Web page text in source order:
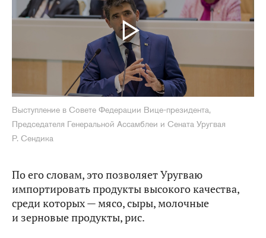
Выступление в Совете Федерации Вице-президента,
Председателя Генеральной Ассамблеи и Сената Уругвая
Р. Сендика
По его словам, это позволяет Уругваю
импортировать продукты высокого качества,
среди которых — мясо, сыры, молочные
и зерновые продукты, рис.